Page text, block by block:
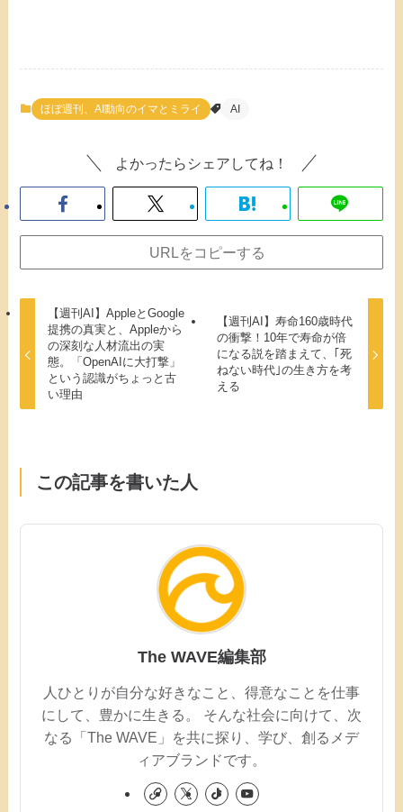
ほぼ週刊、AI動向のイマとミライ AI
よかったらシェアしてね！
URLをコピーする
【週刊AI】AppleとGoogle
提携の真実と、Appleから
の深刻な人材流出の実
態。「OpenAIに大打撃」
という認識がちょっと古
い理由
【週刊AI】寿命160歳時代
の衝撃！10年で寿命が倍
になる説を踏まえて、｢死
ねない時代｣の生き方を考
える
この記事を書いた人
The WAVE編集部
人ひとりが自分な好きなこと、得意なことを仕事
にして、豊かに生きる。 そんな社会に向けて、次
なる「The WAVE」を共に探り、学び、創るメデ
ィアブランドです。